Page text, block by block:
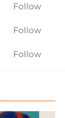
Follow
Follow
Follow